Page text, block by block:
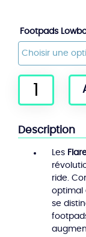
Footpads
quantité
Flared
Lowboy
Description
Les
ride.
optimal
se